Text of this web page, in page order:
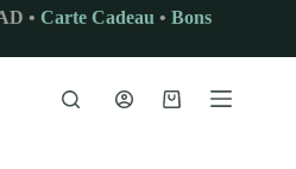
• Carte Cadeau • Bons
Panier